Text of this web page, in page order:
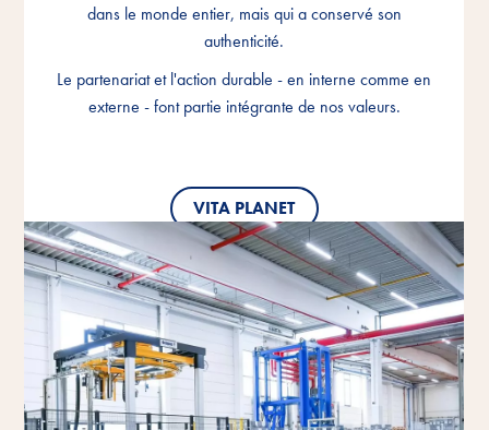
dans le monde entier, mais qui a conservé son
authenticité.
Le partenariat et l'action durable - en interne comme en
externe - font partie intégrante de nos valeurs.
VITA PLANET
dans le monde entier, mais qui a conservé son
authenticité.
Le partenariat et l'action durable - en interne comme en
externe - font partie intégrante de nos valeurs.
VITA PLANET
dans le monde entier, mais qui a conservé son
authenticité.
Le partenariat et l'action durable - en interne comme en
externe - font partie intégrante de nos valeurs.
VITA PLANET